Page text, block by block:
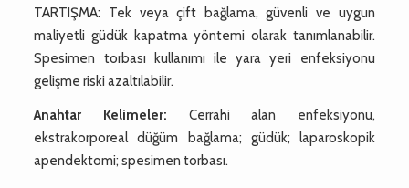
TARTIŞMA: Tek veya çift bağlama, güvenli ve uygun
maliyetli güdük kapatma yöntemi olarak tanımlanabilir.
Spesimen torbası kullanımı ile yara yeri enfeksiyonu
gelişme riski azaltılabilir.
Anahtar Kelimeler: Cerrahi alan enfeksiyonu,
ekstrakorporeal düğüm bağlama; güdük; laparoskopik
apendektomi; spesimen torbası.